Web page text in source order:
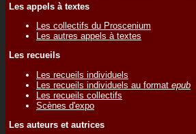
Les appels à textes
Les collectifs du Proscenium
Les autres appels à textes
Les recueils
Les recueils individuels
Les recueils individuels au format epub
Les recueils collectifs
Scènes d'expo
Les auteurs et autrices